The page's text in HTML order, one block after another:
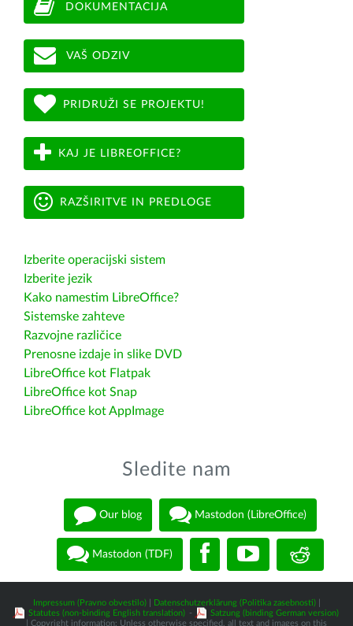
DOKUMENTACIJA
VAŠ ODZIV
PRIDRUŽI SE PROJEKTU!
KAJ JE LIBREOFFICE?
RAZŠIRITVE IN PREDLOGE
Izberite operacijski sistem
Izberite jezik
Kako namestim LibreOffice?
Sistemske zahteve
Razvojne različice
Prenosne izdaje in slike DVD
LibreOffice kot Flatpak
LibreOffice kot Snap
LibreOffice kot AppImage
Sledite nam
Our blog Mastodon (LibreOffice)
Mastodon (TDF)
Impressum (Pravno obvestilo)| Datenschutzerklärung (Politika zasebnosti)|
Statutes (non-binding English translation) -
Satzung (binding German version)
| Copyright information: Unless otherwise specified, all text and images on this